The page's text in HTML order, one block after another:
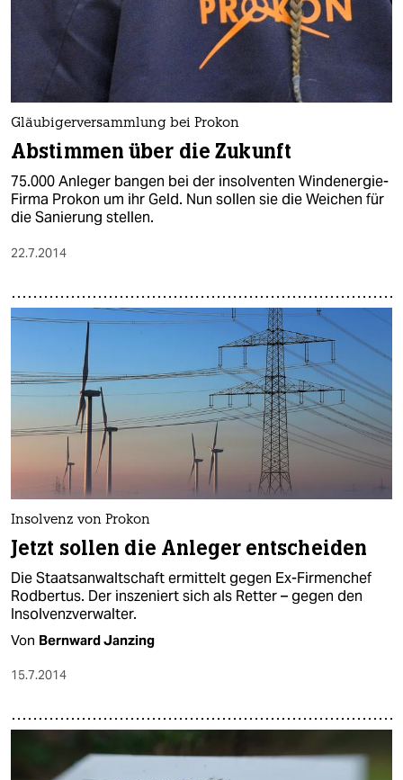
Gläubigerversammlung bei Prokon
Abstimmen über die Zukunft
75.000 Anleger bangen bei der insolventen Windenergie-
Firma Prokon um ihr Geld. Nun sollen sie die Weichen für
die Sanierung stellen.
22.7.2014
Insolvenz von Prokon
Jetzt sollen die Anleger entscheiden
Die Staatsanwaltschaft ermittelt gegen Ex-Firmenchef
Rodbertus. Der inszeniert sich als Retter – gegen den
Insolvenzverwalter.
Von Bernward Janzing
15.7.2014